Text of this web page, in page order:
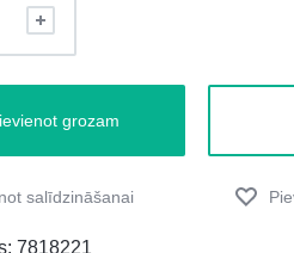
grozam
7818221